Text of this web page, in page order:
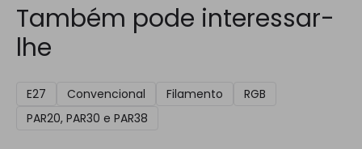
Também pode interessar-
lhe
E27 Convencional Filamento
RGB
PAR20, PAR30 e PAR38